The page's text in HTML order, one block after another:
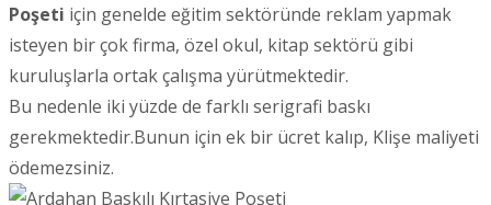
Poşeti için genelde eğitim sektöründe reklam yapmak
isteyen bir çok firma, özel okul, kitap sektörü gibi
kuruluşlarla ortak çalışma yürütmektedir.
Bu nedenle iki yüzde de farklı serigrafi baskı
gerekmektedir.Bunun için ek bir ücret kalıp, Klişe maliyeti
ödemezsiniz.